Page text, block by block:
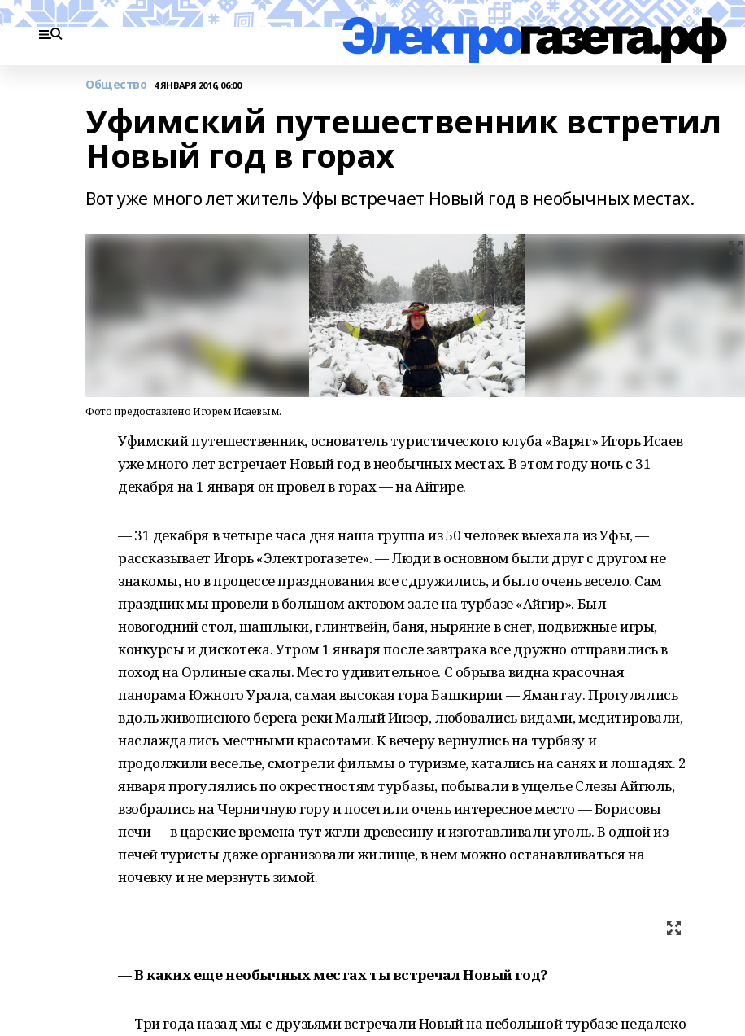
Общество 4 ЯНВАРЯ 2016, 06:00
Уфимский путешественник встретил
Новый год в горах
Вот уже много лет житель Уфы встречает Новый год в необычных местах.
Фото предоставлено Игорем Исаевым.
Уфимский путешественник, основатель туристического клуба «Варяг» Игорь Исаев
уже много лет встречает Новый год в необычных местах. В этом году ночь с 31
декабря на 1 января он провел в горах — на Айгире.
— 31 декабря в четыре часа дня наша группа из 50 человек выехала из Уфы, —
рассказывает Игорь «Электрогазете». — Люди в основном были друг с другом не
знакомы, но в процессе празднования все сдружились, и было очень весело. Сам
праздник мы провели в большом актовом зале на турбазе «Айгир». Был
новогодний стол, шашлыки, глинтвейн, баня, ныряние в снег, подвижные игры,
конкурсы и дискотека. Утром 1 января после завтрака все дружно отправились в
поход на Орлиные скалы. Место удивительное. С обрыва видна красочная
панорама Южного Урала, самая высокая гора Башкирии — Ямантау. Прогулялись
вдоль живописного берега реки Малый Инзер, любовались видами, медитировали,
наслаждались местными красотами. К вечеру вернулись на турбазу и
продолжили веселье, смотрели фильмы о туризме, катались на санях и лошадях. 2
января прогулялись по окрестностям турбазы, побывали в ущелье Слезы Айгюль,
взобрались на Черничную гору и посетили очень интересное место — Борисовы
печи — в царские времена тут жгли древесину и изготавливали уголь. В одной из
печей туристы даже организовали жилище, в нем можно останавливаться на
ночевку и не мерзнуть зимой.
— В каких еще необычных местах ты встречал Новый год?
— Три года назад мы с друзьями встречали Новый на небольшой турбазе недалеко